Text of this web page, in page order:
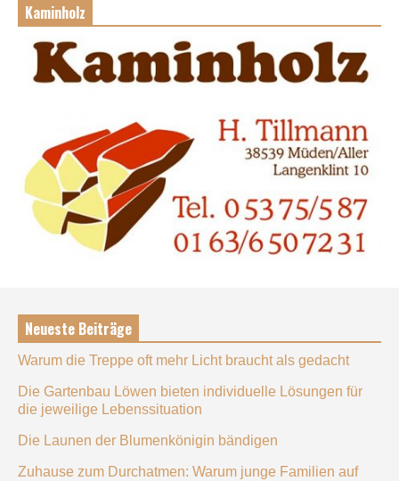
Kaminholz
Neueste Beiträge
Warum die Treppe oft mehr Licht braucht als gedacht
Die Gartenbau Löwen bieten individuelle Lösungen für
die jeweilige Lebenssituation
Die Launen der Blumenkönigin bändigen
Zuhause zum Durchatmen: Warum junge Familien auf